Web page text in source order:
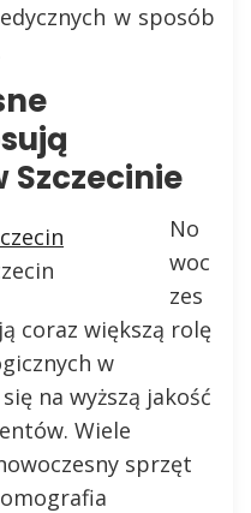
w sposób
No
woc
zes
coraz większą rolę
w
na wyższą jakość
Wiele
sprzęt